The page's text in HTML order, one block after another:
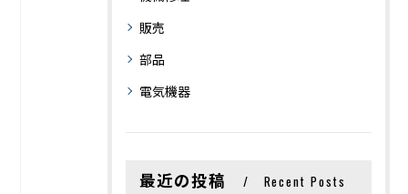
販売
部品
電気機器
最近の投稿 Recent Posts